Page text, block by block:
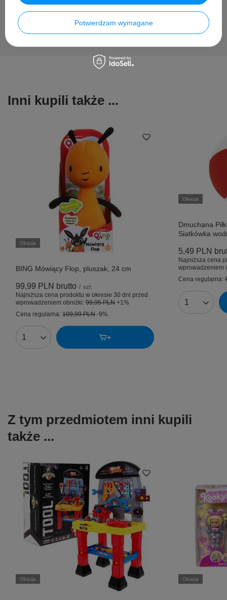
Inni kupili także ...
Okazja
BING Mówiący Flop, pluszak, 24 cm
99,99 PLN brutto / szt.
Najniższa cena produktu w okresie 30 dni przed
wprowadzeniem obniżki: 99,95 PLN +1%
Cena regularna: 109,99 PLN -9%
Ilość produktów
Okazja
Dmuchana
Siatkówka
5,49 PLN
Najniższa cena
wprowadzeniem
Cena regularna:
Ilość
Z tym przedmiotem inni kupili
także ...
Okazja Okazja
Potwierdzam wymagane